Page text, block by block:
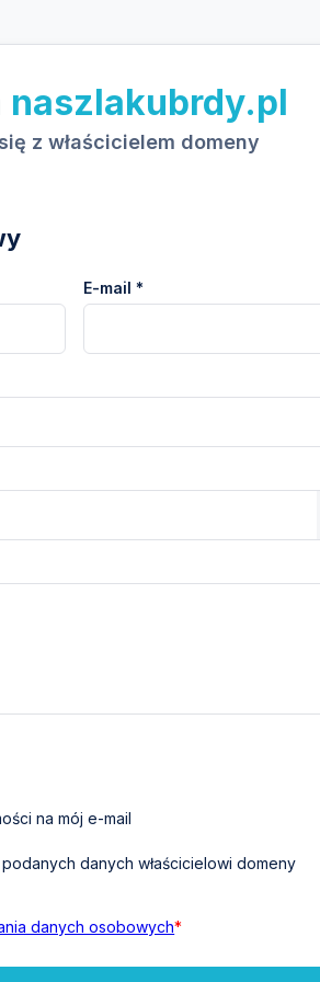
naszlakubrdy.pl
z właścicielem domeny
E-mail *
na mój e-mail
danych właścicielowi domeny
danych osobowych*